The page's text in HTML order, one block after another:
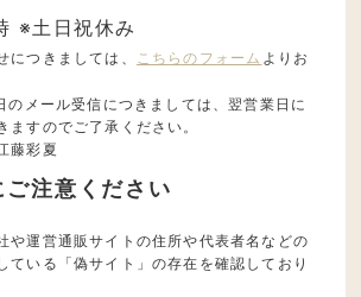
※土日祝休み
につきましては、 こちらのフォーム よりお
のメール受信につきましては、翌営業日に
ますのでご了承ください。
藤彩夏
注意ください
や運営通販サイトの住所や代表者名などの
ている「偽サイト」の存在を確認しており